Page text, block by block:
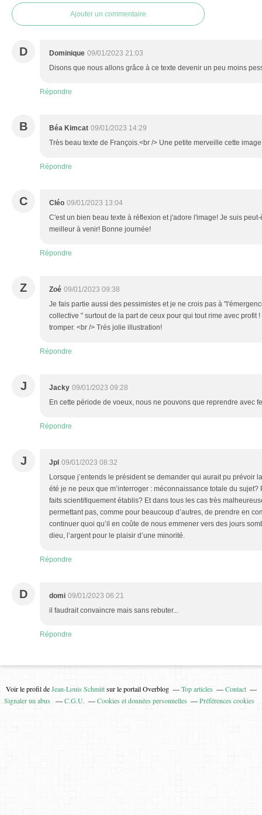
Ajouter un commentaire
D Dominique 09/01/2023 21:03
Disons que nous allons grâce à ce texte devenir un peu moins
Répondre
B Béa Kimcat 09/01/2023 14:29
Très beau texte de François.<br /> Une petite merveille cette
Répondre
C Cléo 09/01/2023 13:04
C'est un bien beau texte à réflexion et j'adore l'image! Je suis
meilleur à venir! Bonne journée!
Répondre
Z Zoé 09/01/2023 09:38
Je fais partie aussi des pessimistes et je ne crois pas à
collective " surtout de la part de ceux pour qui tout rime avec profit
tromper. <br /> Trés jolie illustration!
Répondre
J Jacky 09/01/2023 09:28
En cette période de voeux, nous ne pouvons que reprendre avec
Répondre
J Jpl 09/01/2023 08:32
Lorsque j’entends le président se demander qui aurait pu prévoir
été je ne peux que m’interroger : méconnaissance totale du
faits scientifiquement établis? Et dans tous les cas très
permettant pas, comme pour beaucoup d’autres, de prendre en
continuer quoi qu’il en coûte de nous emmener vers des jours
dieu, l’argent pour le plaisir d’une minorité.
Répondre
D domi 09/01/2023 06:21
il faudrait convaincre mais sans rebuter...
Répondre
Voir le profil deJean-Louis Schmittsur le portail Overblog Top articles
Contact
Signaler un abus
C.G.U. Cookies et données personnelles Préférences cookies